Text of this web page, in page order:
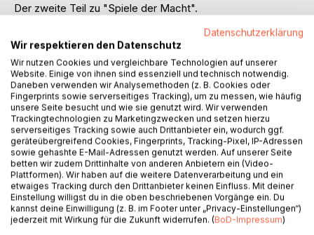
Der zweite Teil zu "Spiele der Macht".
Rom, um 138 v.d.Z.. Endlich kann Lydia sich aus den
Zwängen Roms befreien und in ihr neues Leben in Etrurien
aufbrechen! Auf die frisch verheiratete Senatorentochter
wartet ein Weingut in traumhafter Lage. Doch obwohl sie
nun endlich mit Alexios zusammenlebt, fällt es ihr schwer,
sich in der neuen Umgebung wohlzufühlen. Dann kommt
plötzlich eine unerwartete Enthüllung und Alexios' Leben
steht erneut auf dem Spiel.
Diesmal sieht es so aus, als wäre sein Schicksal endgültig,
doch Lydia kämpft mit allen Mitteln gegen die Macht und
das Selbstverständnis der aristokratischen Oberschicht
Roms.
Datenschutzerklärung
Wir respektieren den Datenschutz
Wir nutzen Cookies und vergleichbare Technologien auf unserer
Website. Einige von ihnen sind essenziell und technisch notwendig.
Daneben verwenden wir Analysemethoden (z. B. Cookies oder
Fingerprints sowie serverseitiges Tracking), um zu messen, wie häufig
unsere Seite besucht und wie sie genutzt wird. Wir verwenden
Trackingtechnologien zu Marketingzwecken und setzen hierzu
serverseitiges Tracking sowie auch Drittanbieter ein, wodurch ggf.
geräteübergreifend Cookies, Fingerprints, Tracking-Pixel, IP-Adressen
sowie gehashte E-Mail-Adressen genutzt werden. Auf unserer Seite
betten wir zudem Drittinhalte von anderen Anbietern ein (Video-
Plattformen). Wir haben auf die weitere Datenverarbeitung und ein
etwaiges Tracking durch den Drittanbieter keinen Einfluss. Mit deiner
Einstellung willigst du in die oben beschriebenen Vorgänge ein. Du
kannst deine Einwilligung (z. B. im Footer unter „Privacy-Einstellungen“)
jederzeit mit Wirkung für die Zukunft widerrufen. (BoD-Impressum)